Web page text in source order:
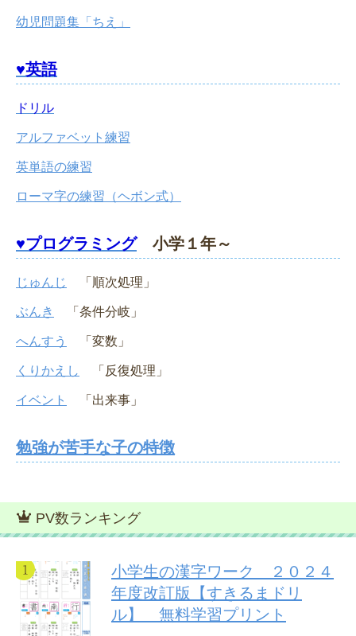
幼児問題集「ちえ」
♥英語
ドリル
アルファベット練習
英単語の練習
ローマ字の練習（ヘボン式）
♥プログラミング小学１年～
じゅんじ 「順次処理」
ぶんき 「条件分岐」
へんすう 「変数」
くりかえし 「反復処理」
イベント 「出来事」
勉強が苦手な子の特徴
PV数ランキング
小学生の漢字ワーク ２０２４
年度改訂版【すきるまドリ
ル】 無料学習プリント